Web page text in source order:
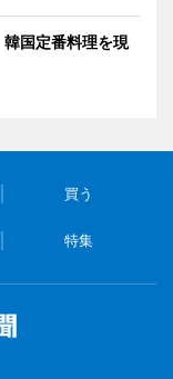
国定番料理を現
買う
特集